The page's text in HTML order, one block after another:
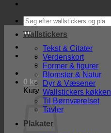
Søg
efter:
0 kr.
Kurv
Wallstickers
Tekst & Citater
Verdenskort
Former & figurer
Blomster & Natur
Dyr & Væsener
Wallstickers køkken
Til Børnværelset
Tavler
Plakater